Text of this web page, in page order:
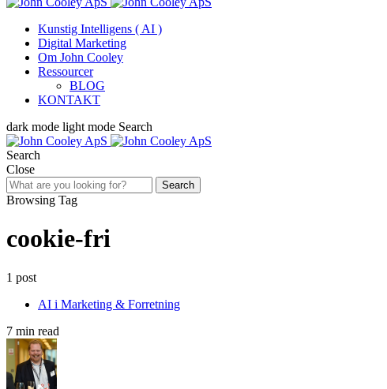
Kunstig Intelligens ( AI )
Digital Marketing
Om John Cooley
Ressourcer
BLOG
KONTAKT
dark mode light mode Search
Search
Close
Search
Browsing Tag
cookie-fri
1 post
AI i Marketing & Forretning
7 min read